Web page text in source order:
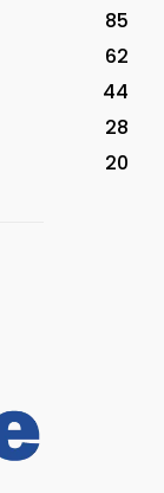
85
62
44
28
20